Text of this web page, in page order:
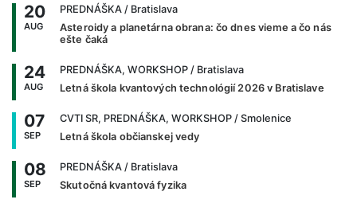
20
AUG
PREDNÁŠKA / Bratislava
Asteroidy a planetárna obrana: čo dnes vieme a čo nás
ešte čaká
24
AUG
PREDNÁŠKA, WORKSHOP / Bratislava
Letná škola kvantových technológií 2026 v Bratislave
07
SEP
CVTI SR, PREDNÁŠKA, WORKSHOP / Smolenice
Letná škola občianskej vedy
08
SEP
PREDNÁŠKA / Bratislava
Skutočná kvantová fyzika